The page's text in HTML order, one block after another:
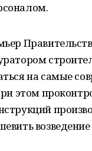
на самые
этом